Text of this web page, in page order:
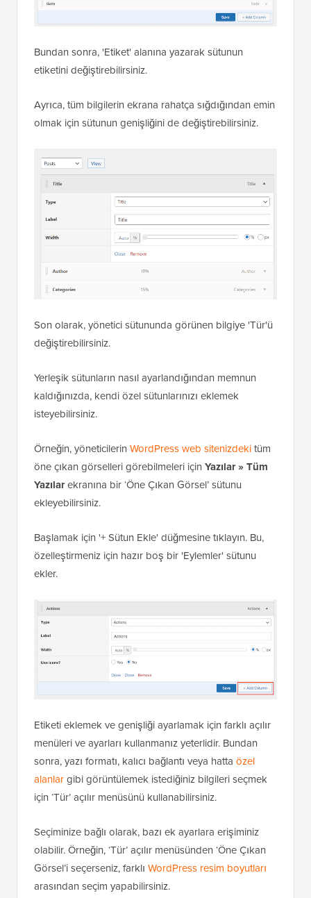
Bundan sonra, 'Etiket' alanına yazarak sütunun
etiketini değiştirebilirsiniz.
Ayrıca, tüm bilgilerin ekrana rahatça sığdığından emin
olmak için sütunun genişliğini de değiştirebilirsiniz.
Son olarak, yönetici sütununda görünen bilgiye 'Tür'ü
değiştirebilirsiniz.
Yerleşik sütunların nasıl ayarlandığından memnun
kaldığınızda, kendi özel sütunlarınızı eklemek
isteyebilirsiniz.
Örneğin, yöneticilerin WordPress web sitenizdekitüm
öne çıkan görselleri görebilmeleri için Yazılar»Tüm
Yazılarekranına bir ‘Öne Çıkan Görsel’ sütunu
ekleyebilirsiniz.
Başlamak için '+ Sütun Ekle' düğmesine tıklayın. Bu,
özelleştirmeniz için hazır boş bir 'Eylemler' sütunu
ekler.
Etiketi eklemek ve genişliği ayarlamak için farklı açılır
menüleri ve ayarları kullanmanız yeterlidir. Bundan
sonra, yazı formatı, kalıcı bağlantı veya hatta özel
alanlargibi görüntülemek istediğiniz bilgileri seçmek
için ‘Tür’ açılır menüsünü kullanabilirsiniz.
Seçiminize bağlı olarak, bazı ek ayarlara erişiminiz
olabilir. Örneğin, ‘Tür’ açılır menüsünden ‘Öne Çıkan
Görsel’i seçerseniz, farklı WordPress resim boyutları
arasından seçim yapabilirsiniz.